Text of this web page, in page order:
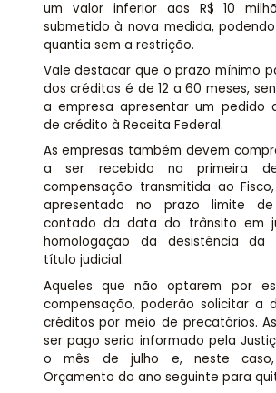
um valor inferior aos R$ 10
submetido à nova medida,
quantia sem a restrição.
Vale destacar que o prazo mínimo
dos créditos é de 12 a 60 meses,
a empresa apresentar um pedido
de crédito à Receita Federal.
As empresas também devem
a ser recebido na primeira
compensação transmitida ao
apresentado no prazo limite
contado da data do trânsito em
homologação da desistência da
título judicial.
Aqueles que não optarem por
compensação, poderão solicitar a
créditos por meio de precatórios.
ser pago seria informado pela
o mês de julho e, neste
Orçamento do ano seguinte para